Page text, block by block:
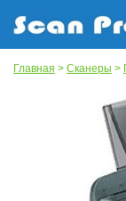
Главная > Сканеры >